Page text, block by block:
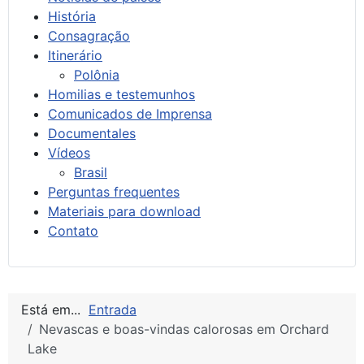
História
Consagração
Itinerário
Polônia
Homilias e testemunhos
Comunicados de Imprensa
Documentales
Vídeos
Brasil
Perguntas frequentes
Materiais para download
Contato
Está em... Entrada
Nevascas e boas-vindas calorosas em Orchard
Lake